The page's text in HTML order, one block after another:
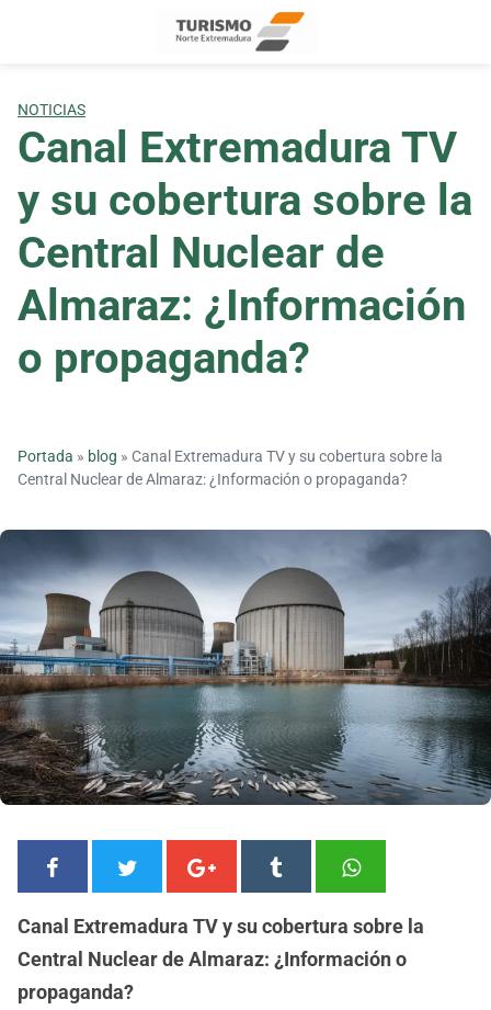
NOTICIAS
Canal Extremadura TV
y su cobertura sobre la
Central Nuclear de
Almaraz: ¿Información
o propaganda?
Portada » blog » Canal Extremadura TV y su cobertura sobre la
Central Nuclear de Almaraz: ¿Información o propaganda?
Canal Extremadura TV y su cobertura sobre la
Central Nuclear de Almaraz: ¿Información o
propaganda?